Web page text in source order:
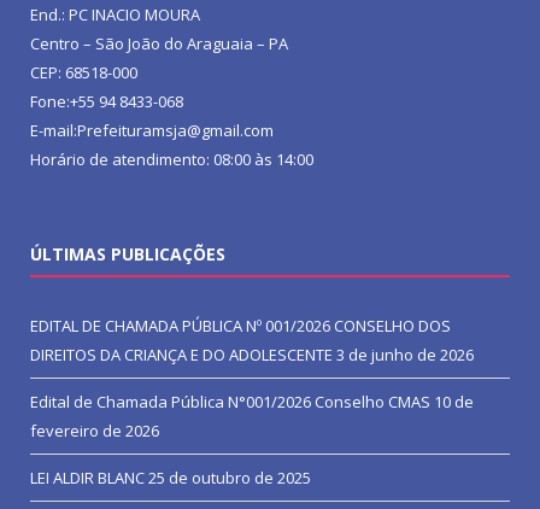
End.: PC INACIO MOURA
Centro – São João do Araguaia – PA
CEP: 68518-000
Fone:+55 94 8433-068
E-mail:Prefeituramsja@gmail.com
Horário de atendimento: 08:00 às 14:00
ÚLTIMAS PUBLICAÇÕES
EDITAL DE CHAMADA PÚBLICA Nº 001/2026 CONSELHO DOS
DIREITOS DA CRIANÇA E DO ADOLESCENTE 3 de junho de 2026
Edital de Chamada Pública N°001/2026 Conselho CMAS 10 de
fevereiro de 2026
LEI ALDIR BLANC25 de outubro de 2025